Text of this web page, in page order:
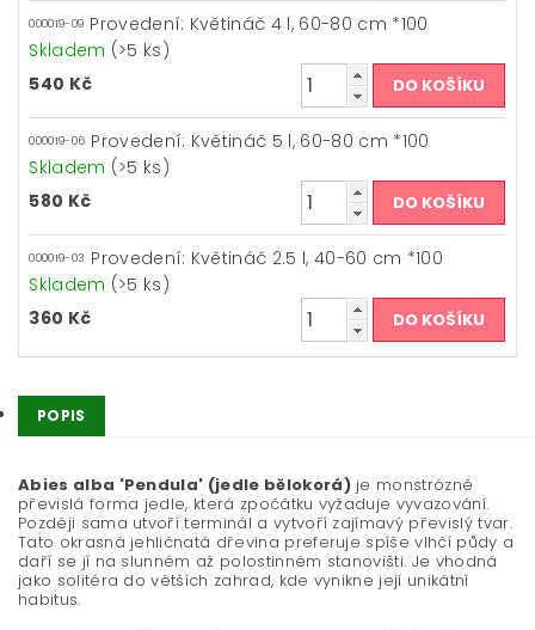
000019-09 Provedení: Květináč 4 l, 60-80 cm *100
Skladem (>5 ks)
540 Kč
000019-06 Provedení: Květináč 5 l, 60-80 cm *100
Skladem (>5 ks)
580 Kč
000019-03 Provedení: Květináč 2.5 l, 40-60 cm *100
Skladem (>5 ks)
360 Kč
POPIS
Abies alba 'Pendula' (jedle bělokorá)je monstrózně
převislá forma jedle, která zpočátku vyžaduje vyvazování.
Později sama utvoří terminál a vytvoří zajímavý převislý tvar.
Tato okrasná jehličnatá dřevina preferuje spíše vlhčí půdy a
daří se jí na slunném až polostinném stanovišti. Je vhodná
jako solitéra do větších zahrad, kde vynikne její unikátní
habitus.